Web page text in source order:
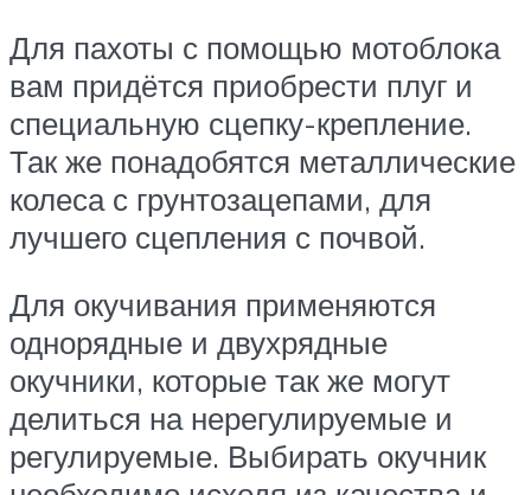
Для пахоты с помощью мотоблока
вам придётся приобрести плуг и
специальную сцепку-крепление.
Так же понадобятся металлические
колеса с грунтозацепами, для
лучшего сцепления с почвой.
Для окучивания применяются
однорядные и двухрядные
окучники, которые так же могут
делиться на нерегулируемые и
регулируемые. Выбирать окучник